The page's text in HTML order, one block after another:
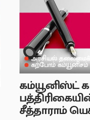
அரசியல்
கற்போம் கம்யூனிசம்
கம்யூனிஸ்ட்
சீத்தாராம்